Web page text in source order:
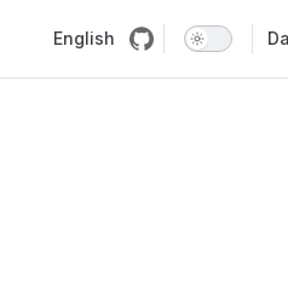
English